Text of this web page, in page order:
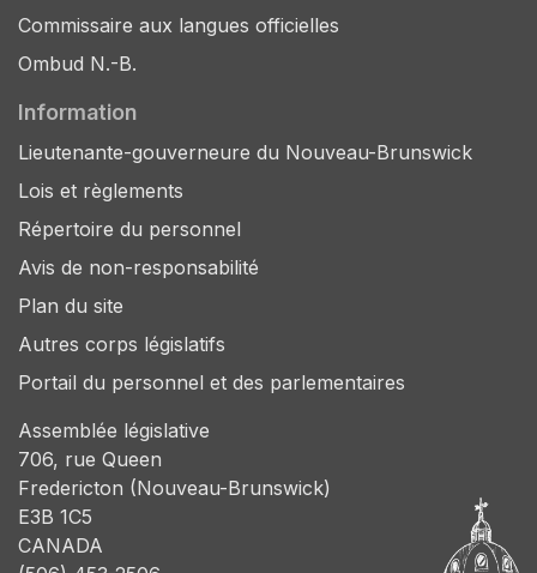
Commissaire aux langues officielles
Ombud N.-B.
Information
Lieutenante-gouverneure du Nouveau-Brunswick
Lois et règlements
Répertoire du personnel
Avis de non-responsabilité
Plan du site
Autres corps législatifs
Portail du personnel et des parlementaires
Assemblée législative
706, rue Queen
Fredericton (Nouveau-Brunswick)
E3B 1C5
CANADA